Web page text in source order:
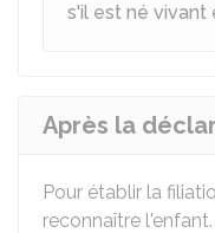
s'il est né vivant
Après la
Pour établir la
reconnaître l'enfant.